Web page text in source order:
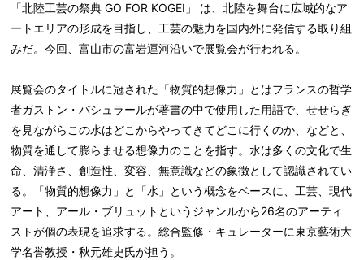
「北陸工芸の祭典 GO FOR KOGEI」 は、北陸を舞台に広域的なア
ートエリアの形成を目指し、工芸の魅力を国内外に発信する取り組
みだ。今回、富山市の富岩運河沿いで展覧会が行われる。
展覧会のタイトルに冠された「物質的想像力」とはフランスの哲学
者ガストン・バシュラールが著書の中で使用した用語で、せせらぎ
を見ながらこの水はどこからやってきてどこに行くのか、などと、
物質を通して膨らませる想像力のことを指す。水は多くの文化で生
命、清浄さ、創造性、変容、無意識などの象徴として認識されてい
る。「物質的想像力」と「水」という概念をベースに、工芸、現代
アート、アール・ブリュットというジャンルから26名のアーティ
ストが個の表現を追求する。総合監修・キュレーターに東京藝術大
学名誉教授・秋元雄史氏が担う。